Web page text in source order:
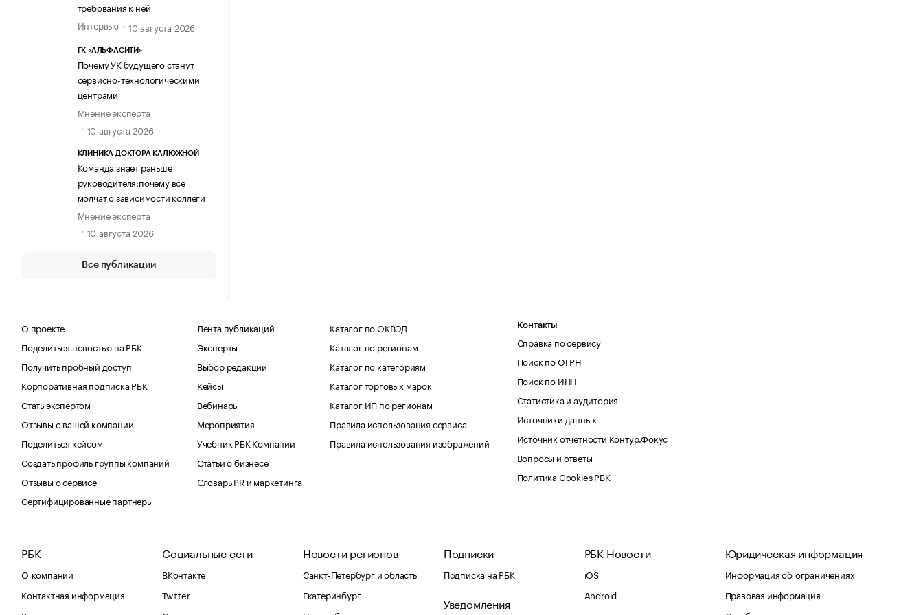
требования к ней
Интервью
10 августа 2026
ГК «АЛЬФАСИТИ»
Почему УК будущего станут
сервисно-технологическими
центрами
Мнение эксперта
10 августа 2026
КЛИНИКА ДОКТОРА КАЛЮЖНОЙ
Команда знает раньше
руководителя:почему все
молчат о зависимости коллеги
Мнение эксперта
10 августа 2026
Все публикации
О проекте
Поделиться новостью на РБК
Получить пробный доступ
Корпоративная подписка РБК
Стать экспертом
Отзывы о вашей компании
Поделиться кейсом
Создать профиль группы компаний
Отзывы о сервисе
Сертифицированные партнеры
Лента публикаций
Эксперты
Выбор редакции
Кейсы
Вебинары
Мероприятия
Учебник РБК Компании
Статьи о бизнесе
Словарь PR и маркетинга
Каталог по ОКВЭД
Каталог по регионам
Каталог по категориям
Каталог торговых марок
Каталог ИП по регионам
Правила использования сервиса
Правила использования изображений
Контакты
Справка по сервису
Поиск по ОГРН
Поиск по ИНН
Статистика и аудитория
Источники данных
Источник отчетности Контур.Фокус
Вопросы и ответы
Политика Cookies РБК
РБК
О компании
Контактная информация
Социальные сети
ВКонтакте
Twitter
Новости регионов
Санкт-Петербург и область
Екатеринбург
Подписки
Подписка на РБК
Уведомления
РБК Новости
iOS
Android
Юридическая информация
Информация об ограничениях
Правовая информация